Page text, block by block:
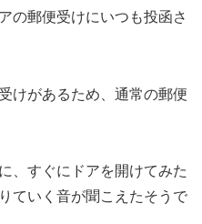
の郵便受けにいつも投函さ
けがあるため、通常の郵便
、すぐにドアを開けてみた
ていく音が聞こえたそうで